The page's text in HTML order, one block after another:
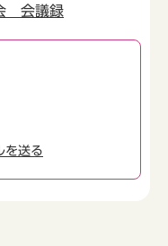
会議録
を送る